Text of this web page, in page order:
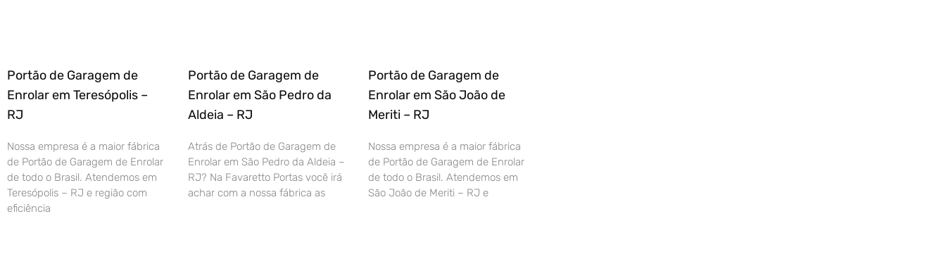
Portão de Garagem de
Enrolar em Teresópolis –
RJ
Nossa empresa é a maior fábrica
de Portão de Garagem de Enrolar
de todo o Brasil. Atendemos em
Teresópolis – RJ e região com
eficiência
Portão de Garagem de
Enrolar em São Pedro da
Aldeia – RJ
Atrás de Portão de Garagem de
Enrolar em São Pedro da Aldeia –
RJ? Na Favaretto Portas você irá
achar com a nossa fábrica as
Portão de Garagem de
Enrolar em São João de
Meriti – RJ
Nossa empresa é a maior fábrica
de Portão de Garagem de Enrolar
de todo o Brasil. Atendemos em
São João de Meriti – RJ e